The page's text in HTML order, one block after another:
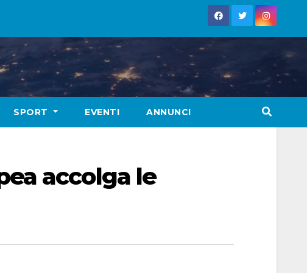
SPORT EVENTI ANNUNCI
accolga le